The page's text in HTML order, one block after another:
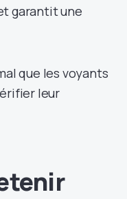
garantit une
que les voyants
leur